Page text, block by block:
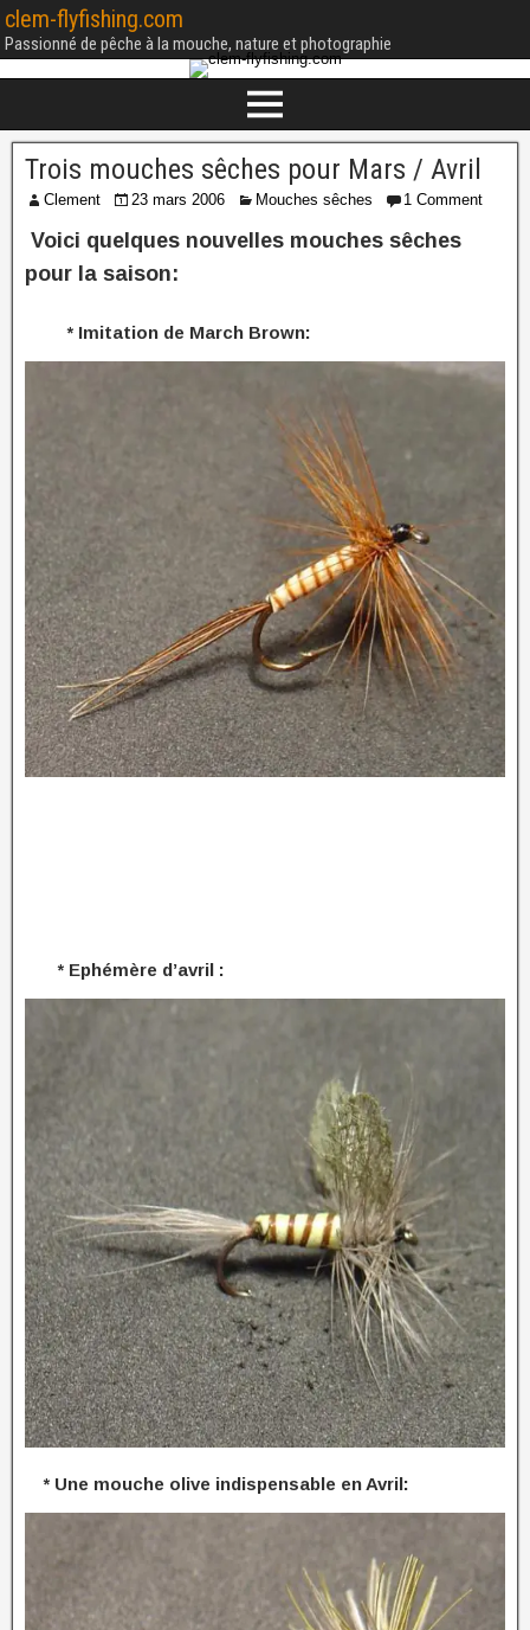
clem-flyfishing.com
Passionné de pêche à la mouche, nature et photographie
Trois mouches sêches pour Mars / Avril
Clement 23 mars 2006 Mouches sêches 1 Comment
Voici quelques nouvelles mouches sêches
pour la saison:
* Imitation de March Brown:
* Ephémère d’avril :
* Une mouche olive indispensable en Avril: